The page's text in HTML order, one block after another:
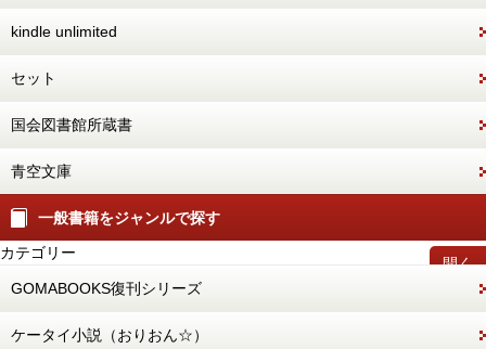
kindle unlimited
セット
国会図書館所蔵書
青空文庫
一般書籍をジャンルで探す
開く
カテゴリー
GOMABOOKS復刊シリーズ
ケータイ小説（おりおん☆）